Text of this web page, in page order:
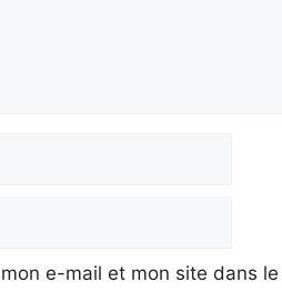
e-mail et mon site dans